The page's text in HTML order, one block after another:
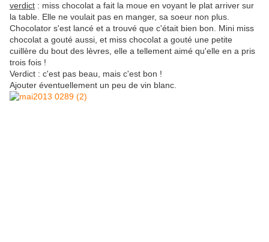
verdict : miss chocolat a fait la moue en voyant le plat arriver sur
la table. Elle ne voulait pas en manger, sa soeur non plus.
Chocolator s'est lancé et a trouvé que c'était bien bon. Mini miss
chocolat a gouté aussi, et miss chocolat a gouté une petite
cuillère du bout des lèvres, elle a tellement aimé qu'elle en a pris
trois fois !
Verdict : c'est pas beau, mais c'est bon !
Ajouter éventuellement un peu de vin blanc.